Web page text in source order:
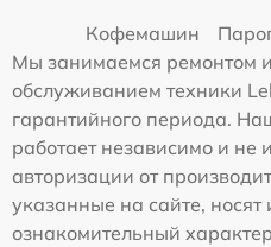
Кофемашин
Мы занимаемся ремонтом
обслуживанием техники
гарантийного периода.
работает независимо и не
авторизации от
указанные на сайте, носят
ознакомительный